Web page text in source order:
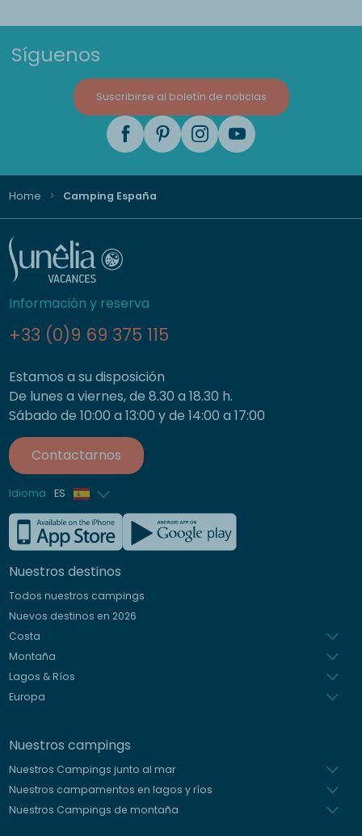
Síguenos
Suscribirse al boletín de noticias
Home Camping España
Información y reserva
+33 (0)9 69 375 115
Estamos a su disposición
De lunes a viernes, de 8.30 a 18.30 h.
Sábado de 10:00 a 13:00 y de 14:00 a 17:00
Contactarnos
Idioma ES
Francés
Inglés
Alemán
Nuestros destinos
Todos nuestros campings
Nuevos destinos en 2026
Costa
Montaña
Lagos & Ríos
Europa
Nuestros campings
Nuestros Campings junto al mar
Nuestros campamentos en lagos y ríos
Nuestros Campings de montaña